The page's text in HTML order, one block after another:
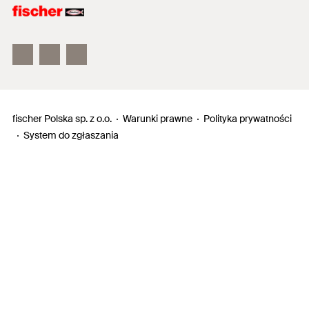
Electronic Solutions
fischer Polska sp. z o.o. Warunki prawne
Polityka prywatności
System do zgłaszania